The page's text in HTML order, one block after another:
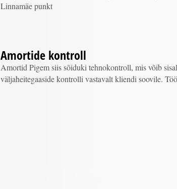
Linnamäe punkt
Amortide kontroll
Amortid Pigem siis sõiduki tehnokontroll, mis võib
väljaheitegaaside kontrolli vastavalt kliendi soovile.